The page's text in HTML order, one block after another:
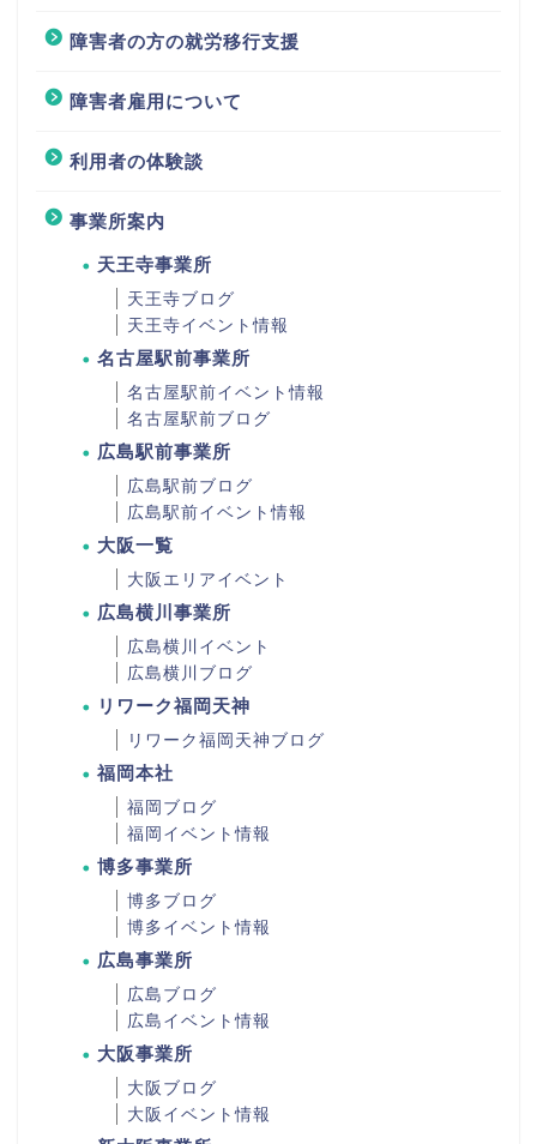
障害者の方の就労移行支援
障害者雇用について
利用者の体験談
事業所案内
天王寺事業所
天王寺ブログ
天王寺イベント情報
名古屋駅前事業所
名古屋駅前イベント情報
名古屋駅前ブログ
広島駅前事業所
広島駅前ブログ
広島駅前イベント情報
大阪一覧
大阪エリアイベント
広島横川事業所
広島横川イベント
広島横川ブログ
リワーク福岡天神
リワーク福岡天神ブログ
福岡本社
福岡ブログ
福岡イベント情報
博多事業所
博多ブログ
博多イベント情報
広島事業所
広島ブログ
広島イベント情報
大阪事業所
大阪ブログ
大阪イベント情報